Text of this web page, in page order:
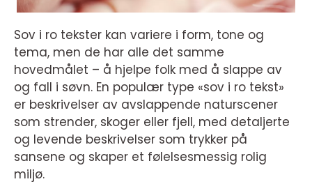
Sov i ro tekster kan variere i form, tone og
tema, men de har alle det samme
hovedmålet – å hjelpe folk med å slappe av
og fall i søvn. En populær type «sov i ro tekst»
er beskrivelser av avslappende naturscener
som strender, skoger eller fjell, med detaljerte
og levende beskrivelser som trykker på
sansene og skaper et følelsesmessig rolig
miljø.